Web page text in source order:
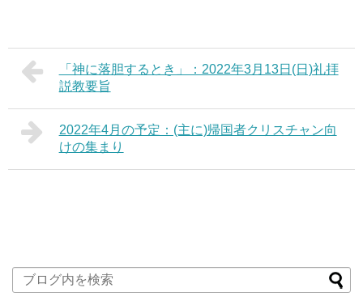
「神に落胆するとき」：2022年3月13日(日)礼拝
説教要旨
2022年4月の予定：(主に)帰国者クリスチャン向
けの集まり